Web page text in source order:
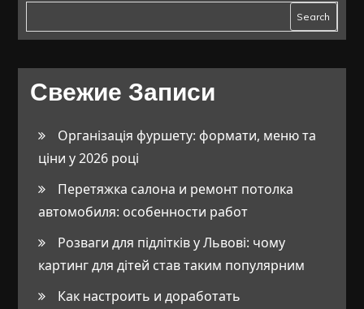
Search
Свежие Записи
Організація фуршету: формати, меню та
ціни у 2026 році
Перетяжка салона и ремонт потолка
автомобиля: особенности работ
Розваги для підлітків у Львові: чому
картинг для дітей став таким популярним
Как настроить и доработать